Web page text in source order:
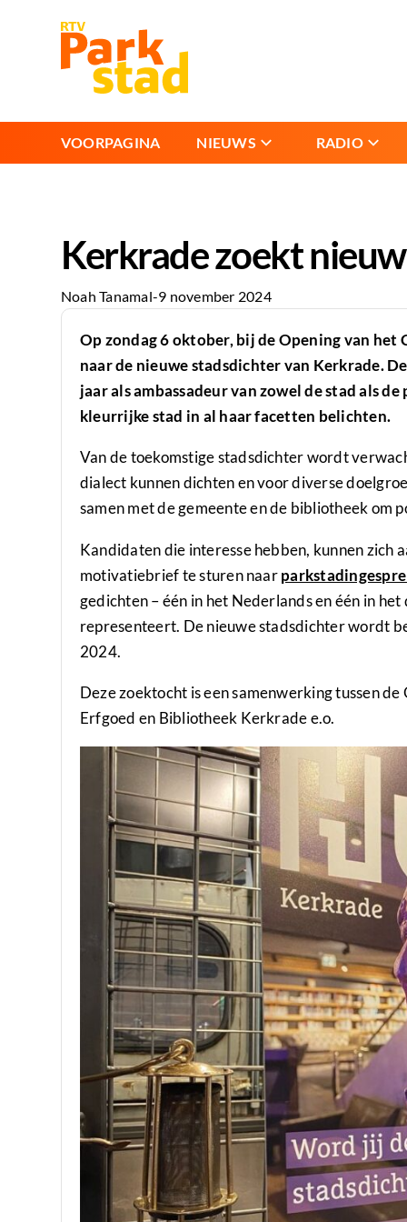
VOORPAGINA NIEUWS RADIO
Kerkrade zoekt
Noah Tanamal-9 november 2024
Op zondag 6 oktober, bij de Opening van
naar de nieuwe stadsdichter van Kerkrade.
jaar als ambassadeur van zowel de stad als
kleurrijke stad in al haar facetten belichten.
Van de toekomstige stadsdichter wordt
dialect kunnen dichten en voor diverse
samen met de gemeente en de bibliotheek om
Kandidaten die interesse hebben, kunnen zich
motivatiebrief te sturen naar
gedichten – één in het Nederlands en één in
representeert. De nieuwe stadsdichter wordt
2024.
Deze zoektocht is een samenwerking tussen
Erfgoed en Bibliotheek Kerkrade e.o.